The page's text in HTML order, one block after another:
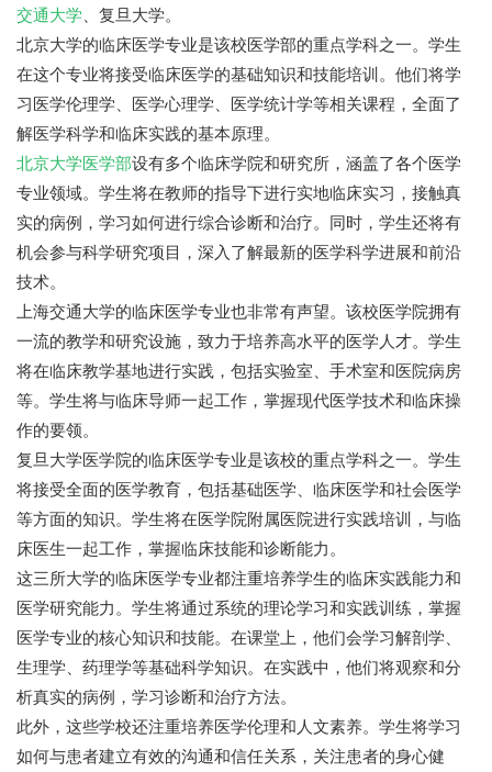
交通大学、复旦大学。
北京大学的临床医学专业是该校医学部的重点学科之一。学生
在这个专业将接受临床医学的基础知识和技能培训。他们将学
习医学伦理学、医学心理学、医学统计学等相关课程，全面了
解医学科学和临床实践的基本原理。
北京大学医学部设有多个临床学院和研究所，涵盖了各个医学
专业领域。学生将在教师的指导下进行实地临床实习，接触真
实的病例，学习如何进行综合诊断和治疗。同时，学生还将有
机会参与科学研究项目，深入了解最新的医学科学进展和前沿
技术。
上海交通大学的临床医学专业也非常有声望。该校医学院拥有
一流的教学和研究设施，致力于培养高水平的医学人才。学生
将在临床教学基地进行实践，包括实验室、手术室和医院病房
等。学生将与临床导师一起工作，掌握现代医学技术和临床操
作的要领。
复旦大学医学院的临床医学专业是该校的重点学科之一。学生
将接受全面的医学教育，包括基础医学、临床医学和社会医学
等方面的知识。学生将在医学院附属医院进行实践培训，与临
床医生一起工作，掌握临床技能和诊断能力。
这三所大学的临床医学专业都注重培养学生的临床实践能力和
医学研究能力。学生将通过系统的理论学习和实践训练，掌握
医学专业的核心知识和技能。在课堂上，他们会学习解剖学、
生理学、药理学等基础科学知识。在实践中，他们将观察和分
析真实的病例，学习诊断和治疗方法。
此外，这些学校还注重培养医学伦理和人文素养。学生将学习
如何与患者建立有效的沟通和信任关系，关注患者的身心健